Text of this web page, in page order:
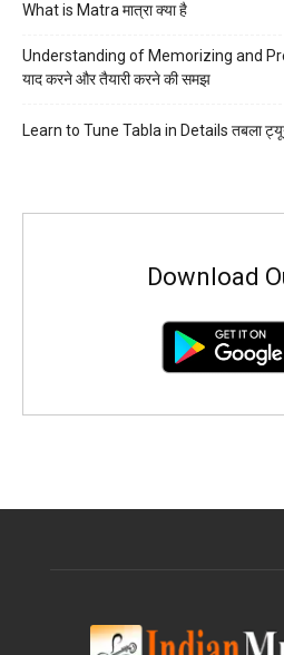
What is Matra मात्रा क्या है
Understanding of Memorizing and
याद करने और तैयारी करने की समझ
Learn to Tune Tabla in Details तबला
Download